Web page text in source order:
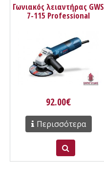
Γωνιακός λειαντήρας GWS
7-115 Professional
92.00€
Περισσότερα